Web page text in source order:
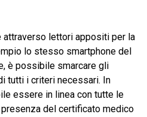
attraverso lettori appositi per la
lo stesso smartphone del
è possibile smarcare gli
tutti i criteri necessari. In
essere in linea con tutte le
del certificato medico